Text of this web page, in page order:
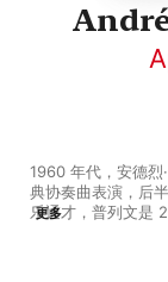
1960 年代，安德烈
典协奏曲表演，后
乐通才，普列文是
更多